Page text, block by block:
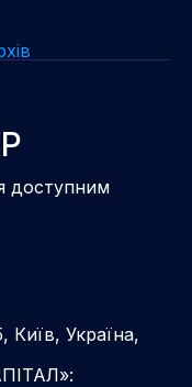
доступним
Київ, Україна,